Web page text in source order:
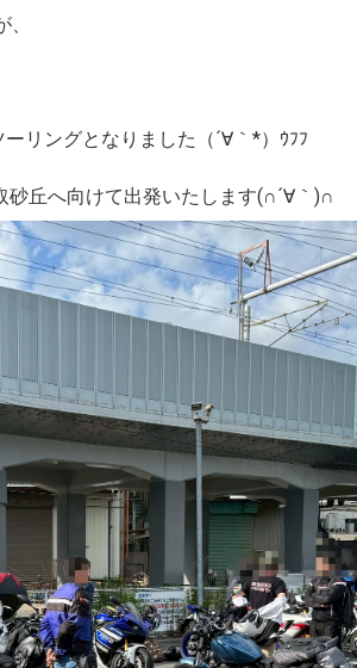
リングとなりました（´∀｀*）ｳﾌﾌ
丘へ向けて出発いたします(∩´∀｀)∩